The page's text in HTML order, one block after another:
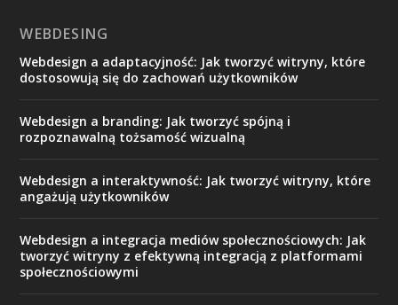
WEBDESING
Webdesign a adaptacyjność: Jak tworzyć witryny, które
dostosowują się do zachowań użytkowników
Webdesign a branding: Jak tworzyć spójną i
rozpoznawalną tożsamość wizualną
Webdesign a interaktywność: Jak tworzyć witryny, które
angażują użytkowników
Webdesign a integracja mediów społecznościowych: Jak
tworzyć witryny z efektywną integracją z platformami
społecznościowymi